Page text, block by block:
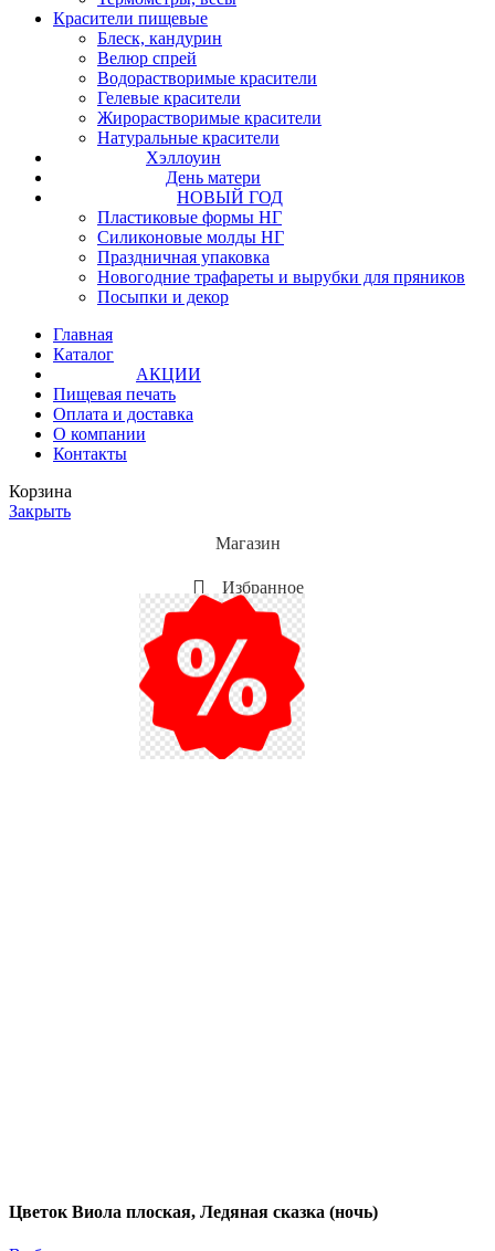
Красители пищевые
Блеск, кандурин
Велюр спрей
Водорастворимые красители
Гелевые красители
Жирорастворимые красители
Натуральные красители
Хэллоуин
День матери
НОВЫЙ ГОД
Пластиковые формы НГ
Силиконовые молды НГ
Праздничная упаковка
Новогодние трафареты и вырубки для пряников
Посыпки и декор
Главная
Каталог
АКЦИИ
Пищевая печать
Оплата и доставка
О компании
Контакты
Корзина
Закрыть
Магазин
Избранное
Мой аккаунт
Акции
Цветок Виола плоская, Ледяная сказка (ночь)